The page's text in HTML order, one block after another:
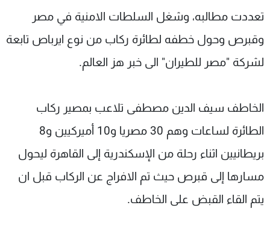
تعددت مطالبه، وشغل السلطات الامنية في مصر
وقبرص وحول خطفه لطائرة ركاب من نوع ايرباص تابعة
لشركة "مصر للطيران" الى خبر هز العالم.
الخاطف سيف الدين مصطفى تلاعب بمصير ركاب
الطائرة لساعات وهم 30 مصريا و10 أميركيين و8
بريطانيين اثناء رحلة من الإسكندرية إلى القاهرة ليحول
مسارها إلى قبرص حيث تم الافراج عن الركاب قبل ان
يتم القاء القبض على الخاطف.